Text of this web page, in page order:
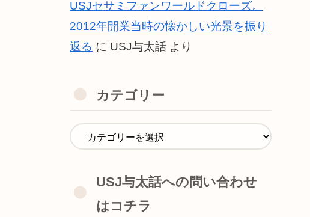
USJセサミファンワールドクローズ。
2012年開業当時の懐かしい光景を振り
返る に USJ与太話 より
カテゴリー
USJ与太話への問い合わせ
はコチラ